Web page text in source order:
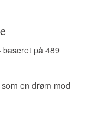
på 489
en drøm mod